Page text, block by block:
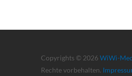
Copyrights © 2026 WiWi-
Rechte vorbehalten.